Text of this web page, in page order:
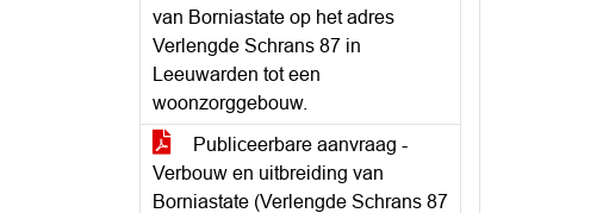
van Borniastate op het adres
Verlengde Schrans 87 in
Leeuwarden tot een
woonzorggebouw.
Publiceerbare aanvraag -
Verbouw en uitbreiding van
Borniastate (Verlengde Schrans 87